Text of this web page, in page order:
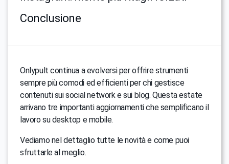
Conclusione
Onlypult continua a evolversi per offrire strumenti
sempre più comodi ed efficienti per chi gestisce
contenuti sui social network e sui blog. Questa estate
arrivano tre importanti aggiornamenti che semplificano il
lavoro su desktop e mobile.
Vediamo nel dettaglio tutte le novità e come puoi
sfruttarle al meglio.